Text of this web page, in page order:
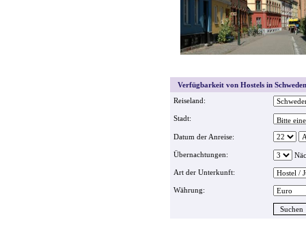
Verfügbarkeit von Hostels in
Reiseland:
Stadt:
Datum der Anreise:
Übernachtungen:
Art der Unterkunft:
Währung: